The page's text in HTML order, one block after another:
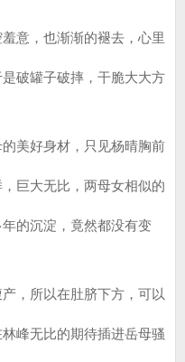
意，也渐渐的褪去，心里
破罐子破摔，干脆大大方
美好身材，只见杨晴胸前
巨大无比，两母女相似的
的沉淀，竟然都没有变
，所以在肚脐下方，可以
峰无比的期待插进岳母骚